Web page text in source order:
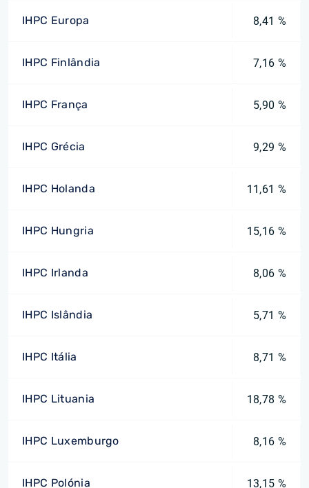
IHPC Europa 8,41 %
IHPC Finlândia 7,16 %
IHPC França 5,90 %
IHPC Grécia 9,29 %
IHPC Holanda 11,61 %
IHPC Hungria 15,16 %
IHPC Irlanda 8,06 %
IHPC Islândia 5,71 %
IHPC Itália 8,71 %
IHPC Lituania 18,78 %
IHPC Luxemburgo 8,16 %
IHPC Polónia 13,15 %